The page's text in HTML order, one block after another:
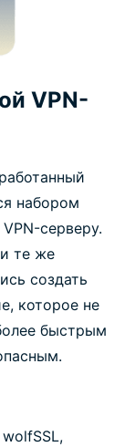
VPN-
набором
серверу.
те же
создать
которое не
быстрым